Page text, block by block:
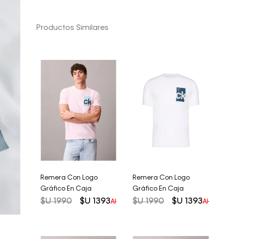
Productos Similares
Remera Con Logo
Gráfico En Caja
$U 1990 $U 1393AHORRO DEL30%
Remera Con Logo
Gráfico En Caja
$U 1990 $U 1393AHORRO DEL